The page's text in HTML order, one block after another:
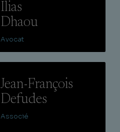
Ilias
Dhaou
Avocat
Jean-François
Defudes
Associé